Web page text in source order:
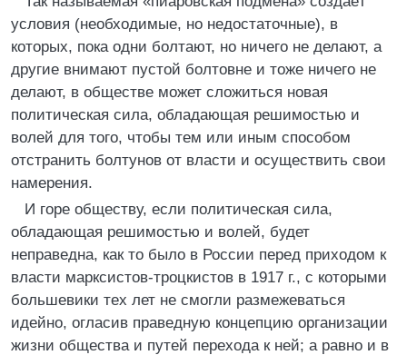
условия (необходимые, но недостаточные), в
которых, пока одни болтают, но ничего не делают, а
другие внимают пустой болтовне и тоже ничего не
делают, в обществе может сложиться новая
политическая сила, обладающая решимостью и
волей для того, чтобы тем или иным способом
отстранить болтунов от власти и осуществить свои
намерения.
И горе обществу, если политическая сила,
обладающая решимостью и волей, будет
неправедна, как то было в России перед приходом к
власти марксистов-троцкистов в 1917 г., с которыми
большевики тех лет не смогли размежеваться
идейно, огласив праведную концепцию организации
жизни общества и путей перехода к ней; а равно и в